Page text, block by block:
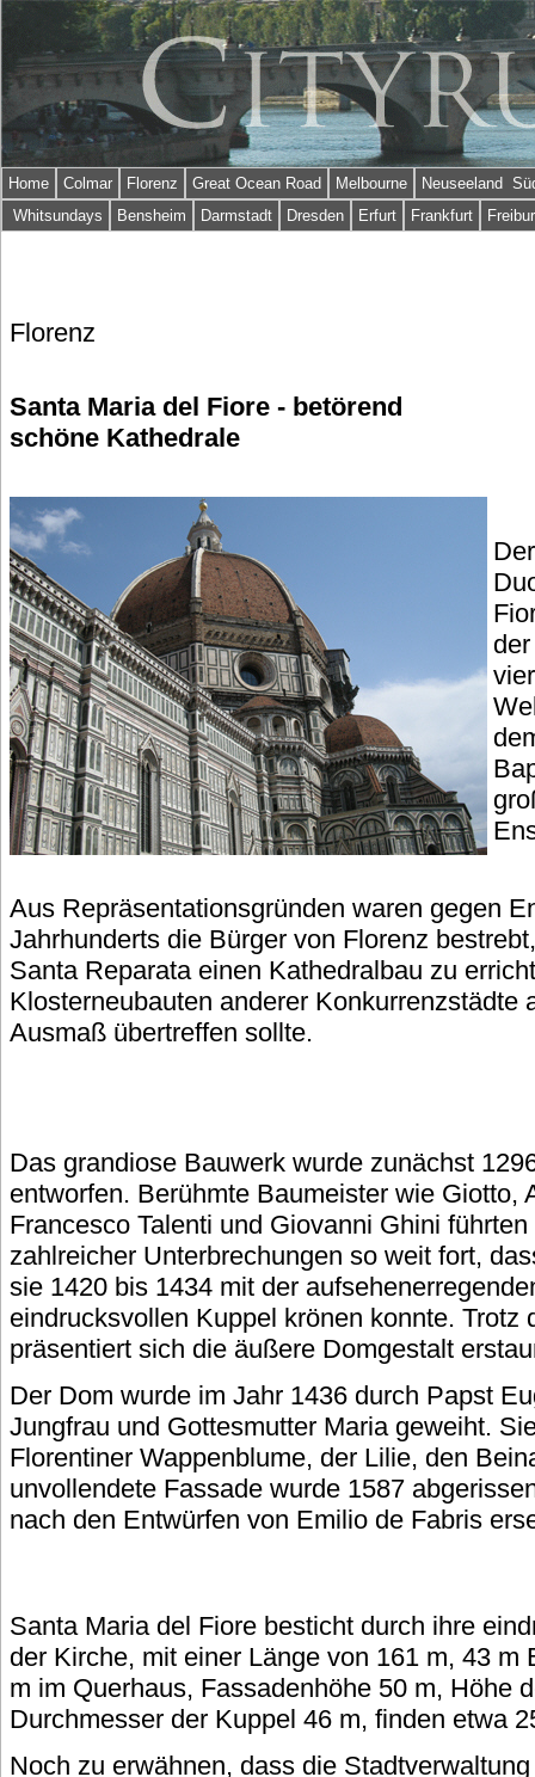
Home Colmar Florenz Great Ocean Road Melbourne
Neuseeland
Whitsundays
Bensheim Darmstadt Dresden Erfurt Frankfurt
Florenz
Santa Maria del Fiore - betörend
schöne Kathedrale
Aus Repräsentationsgründen waren gegen
Jahrhunderts die Bürger von Florenz
Santa Reparata einen Kathedralbau zu
Klosterneubauten anderer Konkurrenzstädte
Ausmaß übertreffen sollte.
Das grandiose Bauwerk wurde zunächst
entworfen. Berühmte Baumeister wie Giotto,
Francesco Talenti und Giovanni Ghini
zahlreicher Unterbrechungen so weit fort,
sie 1420 bis 1434 mit der
eindrucksvollen Kuppel krönen konnte. Trotz
präsentiert sich die äußere Domgestalt
Der Dom wurde im Jahr 1436 durch Papst
Jungfrau und Gottesmutter Maria geweiht.
Florentiner Wappenblume, der Lilie, den
unvollendete Fassade wurde 1587
nach den Entwürfen von Emilio de Fabris
Santa Maria del Fiore besticht durch ihre
der Kirche, mit einer Länge von 161 m, 43 m
m im Querhaus, Fassadenhöhe 50 m, Höhe
Durchmesser der Kuppel 46 m, finden etwa
Noch zu erwähnen, dass die